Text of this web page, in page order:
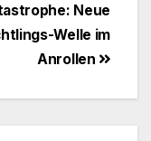
Neue
Welle im
Anrollen